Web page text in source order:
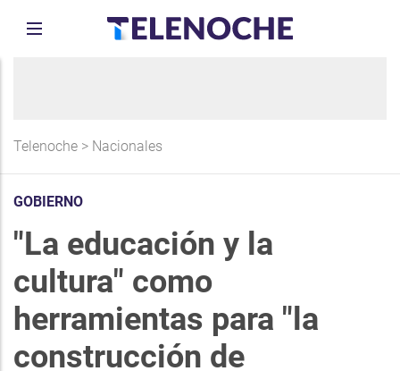
Telenoche > Nacionales
GOBIERNO
"La educación y la
cultura" como
herramientas para "la
construcción de